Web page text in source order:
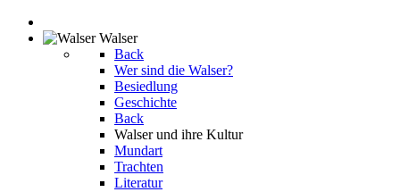
Walser
Back
Wer sind die Walser?
Besiedlung
Geschichte
Back
Walser und ihre Kultur
Mundart
Trachten
Literatur